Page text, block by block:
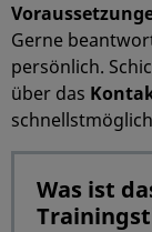
Gerne
persönlich.
über das
Was ist